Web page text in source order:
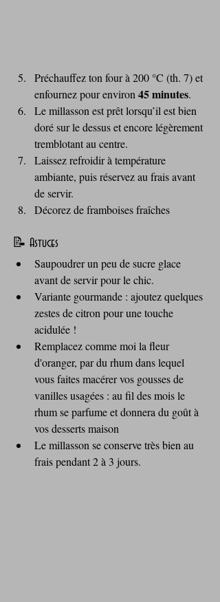
Préchauffez ton four à 200 °C (th. 7) et
enfournez pour environ 45 minutes.
Le millasson est prêt lorsqu’il est bien
doré sur le dessus et encore légèrement
tremblotant au centre.
Laissez refroidir à température
ambiante, puis réservez au frais avant
de servir.
Décorez de framboises fraîches
📝 Astuces
Saupoudrer un peu de sucre glace
avant de servir pour le chic.
Variante gourmande : ajoutez quelques
zestes de citron pour une touche
acidulée !
Remplacez comme moi la fleur
d'oranger, par du rhum dans lequel
vous faites macérer vos gousses de
vanilles usagées : au fil des mois le
rhum se parfume et donnera du goût à
vos desserts maison
Le millasson se conserve très bien au
frais pendant 2 à 3 jours.